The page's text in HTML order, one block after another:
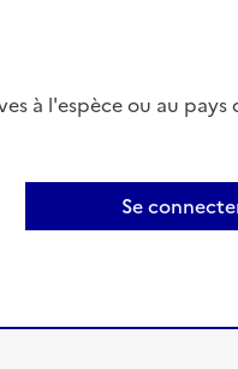
à l'espèce ou au
Se